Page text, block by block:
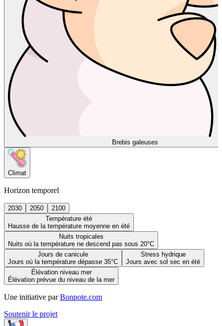
Brebis galeuses
Climat
Horizon temporel
2030 2050
2100
Température été
Hausse de la température moyenne en été
Nuits tropicales
Nuits où la température ne descend pas sous 20°C
Jours de canicule
Jours où la température dépasse 35°C
Stress hydrique
Jours avec sol sec en été
Élévation niveau mer
Élévation prévue du niveau de la mer
Une initiative par Bonpote.com
Soutenir le projet